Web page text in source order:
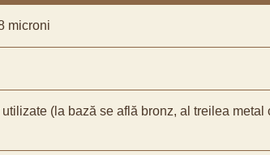
microni
(la bază se află bronz, al treilea metal